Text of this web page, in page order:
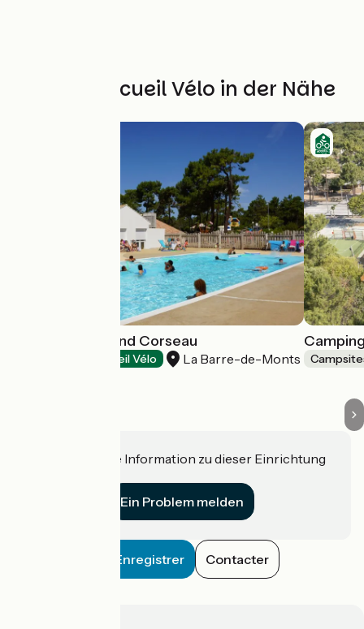
Weitere Accueil Vélo in der Nähe
Camping le Grand Corseau
Accueil Vélo La Barre-de-Monts
Haben Sie eine Information zu dieser Einrichtung
Ein Problem melden
Enregistrer Contacter